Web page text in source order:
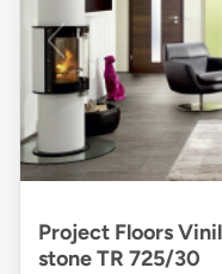
Project Floors
stone TR 725/30